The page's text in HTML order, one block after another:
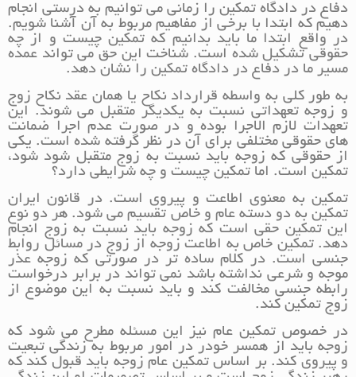
دفاع در دادگاه تمکین را زمانی می توانیم به درستی انجام
دهیم که ابتدا با برخی از مفاهیم مربوط به آن آشنا شویم.
در واقع ابتدا ما باید بدانیم که تمکین چیست و از چه
حقوقی تشکیل شده است. شناخت این حق می تواند عمده
مسیر ما در دفاع در دادگاه تمکین را نشان دهد.
به طور کلی به واسطه قرارداد نکاح یا همان عقد نکاح زوج
و زوجه تعهداتی نسبت به یکدیگر متقبل می شوند. این
تعهدات لازم الاجرا بوده و در صورت عدم اجرا ضمانت
های حقوقی مختلفی برای آن در نظر گرفته شده است. یکی
از حقوقی که زوجه باید نسبت به زوج متقبل شود شود،
تمکین است. اما تمکین چیست و چه شرایطی دارد؟
تمکین به معنوی اطاعت و پیروی است. در قانون ایران
تمکین به دو دسته عام و خاص تقسیم می شود. هر دو نوع
این تمکین حقی است که زوجه باید نسبت به زوج انجام
دهد. تمکین خاص به اطاعت زوجه از زوج در مسائل روابط
جنسی است. در کلام ساده تر در صورتی که زوجه عذر
موجه و شرعی نداشته باشد نمی تواند در برابر درخواست
رابطه جنسی مخالفت کند و باید نسبت به این موضوع از
زوج تمکین کند.
در خصوص تمکین عام نیز این مسئله مطرح می شود که
زوجه باید از همسر خودر در امور مربوط به زندگی تبعیت
و پیروی کند. بر اساس تمکین عام زوجه باید قبول کند که